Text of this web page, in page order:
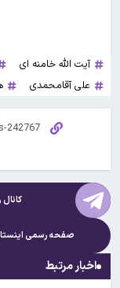
آیت الله خامنه ای
علی آقامحمدی
صفحه رسمی
اخبار مرتبط